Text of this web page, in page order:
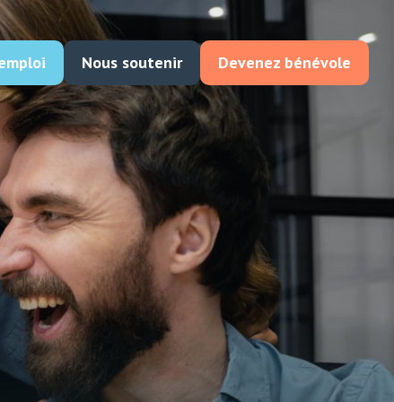
Enfance
crèche Saint Côme
d’Enfants Saint Joseph
Handicap
Institut Saint Joseph
Établissement Saint Joseph
Nous soutenir Devenez bénévole